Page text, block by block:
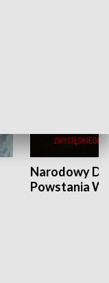
Narodowy
Powstania